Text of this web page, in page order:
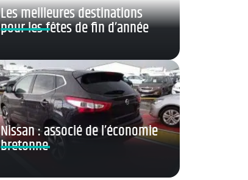
Les meilleures destinations
pour les fêtes de fin d’année
Nissan : associé de l’économie
bretonne